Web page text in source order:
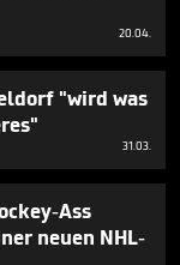
20.04.
"wird was
31.03.
Ass
neuen NHL-